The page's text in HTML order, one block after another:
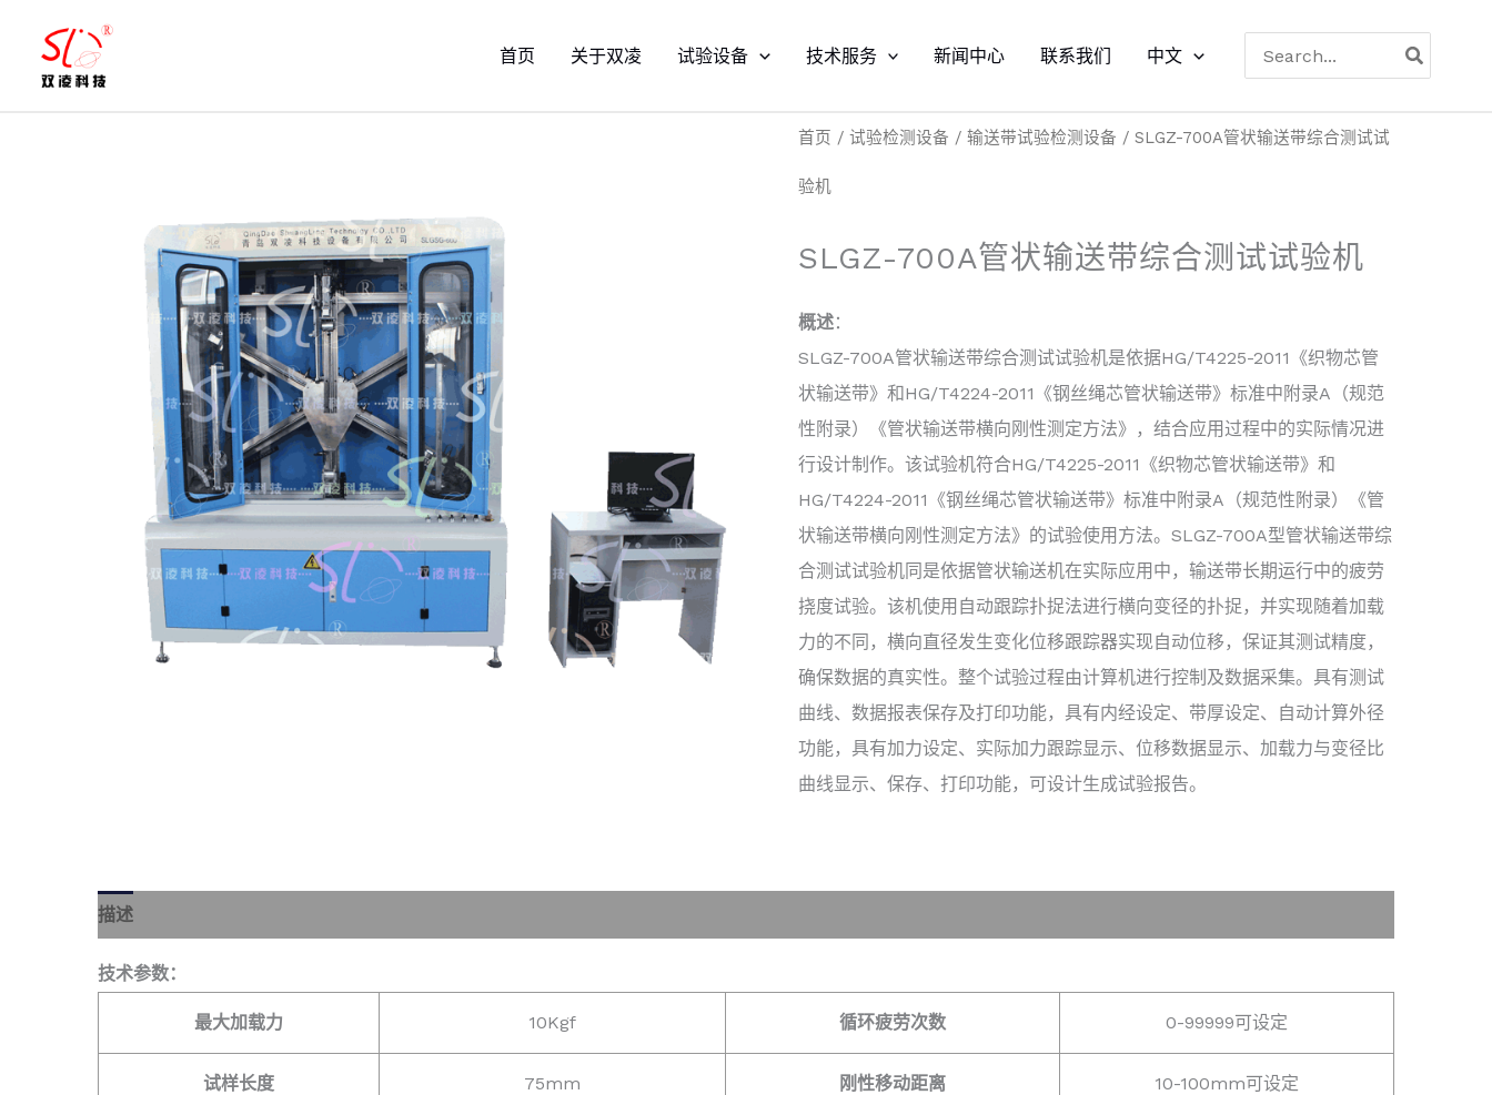
首页 关于双凌 试验设备 技术服务 新闻中心 联系我们 中文
索
首页 / 试验检测设备 / 输送带试验检测设备 / SLGZ-700A管状输送带综合测试试
验机
SLGZ-700A管状输送带综合测试试验机
概述：
SLGZ-700A管状输送带综合测试试验机是依据HG/T4225-2011《织物芯管
状输送带》和HG/T4224-2011《钢丝绳芯管状输送带》标准中附录A（规范
性附录）《管状输送带横向刚性测定方法》，结合应用过程中的实际情况进
行设计制作。该试验机符合HG/T4225-2011《织物芯管状输送带》和
HG/T4224-2011《钢丝绳芯管状输送带》标准中附录A（规范性附录）《管
状输送带横向刚性测定方法》的试验使用方法。SLGZ-700A型管状输送带综
合测试试验机同是依据管状输送机在实际应用中，输送带长期运行中的疲劳
挠度试验。该机使用自动跟踪扑捉法进行横向变径的扑捉，并实现随着加载
力的不同，横向直径发生变化位移跟踪器实现自动位移，保证其测试精度，
确保数据的真实性。整个试验过程由计算机进行控制及数据采集。具有测试
曲线、数据报表保存及打印功能，具有内经设定、带厚设定、自动计算外径
功能，具有加力设定、实际加力跟踪显示、位移数据显示、加载力与变径比
曲线显示、保存、打印功能，可设计生成试验报告。
描述
技术参数：
最大加载力 10Kgf 循环疲劳次数 0-99999可设定
试样长度 75mm 刚性移动距离 10-100mm可设定